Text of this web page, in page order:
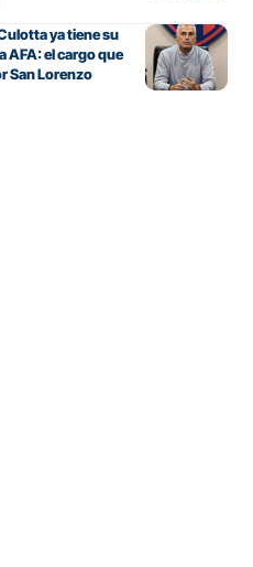
ya tiene su
AFA: el cargo que
San Lorenzo